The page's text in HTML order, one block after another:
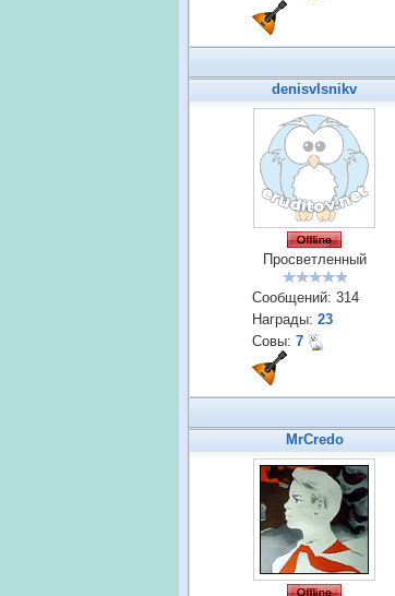
denisvlsnikv
Просветленный
Сообщений: 314
Награды: 23
Совы: 7
MrCredo